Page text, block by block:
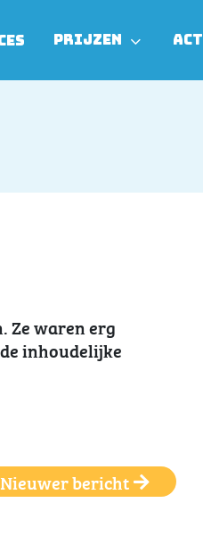
PRIJZEN
Ze waren erg
inhoudelijke
Nieuwer bericht